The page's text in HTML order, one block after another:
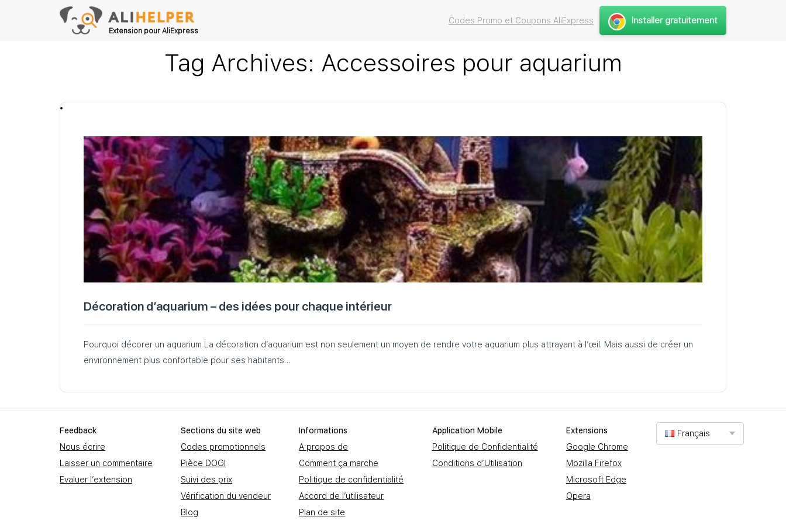
Extension pour AliExpress
Codes Promo et Coupons AliExpress Installer gratuitement
Tag Archives: Accessoires pour aquarium
Décoration d’aquarium – des idées pour chaque intérieur
Pourquoi décorer un aquarium La décoration d’aquarium est non seulement un moyen de rendre votre aquarium plus attrayant à l’œil. Mais aussi de créer un
environnement plus confortable pour ses habitants…
Feedbаck
Nous écrire
Laisser un commentaire
Evaluer l’extension
Sections du site web
Codes promotionnels
Pièce DOGI
Suivi des prix
Vérification du vendeur
Blog
Informations
A propos de
Comment ça marche
Politique de confidentialité
Accord de l’utilisateur
Plan de site
Application Mobile
Politique de Confidentialité
Conditions d’Utilisation
Extеnsions
Google Chrome
Mozilla Firefox
Microsoft Edge
Opera
Français